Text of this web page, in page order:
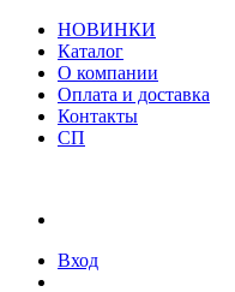
НОВИНКИ
Каталог
О компании
Оплата и доставка
Контакты
СП
Вход